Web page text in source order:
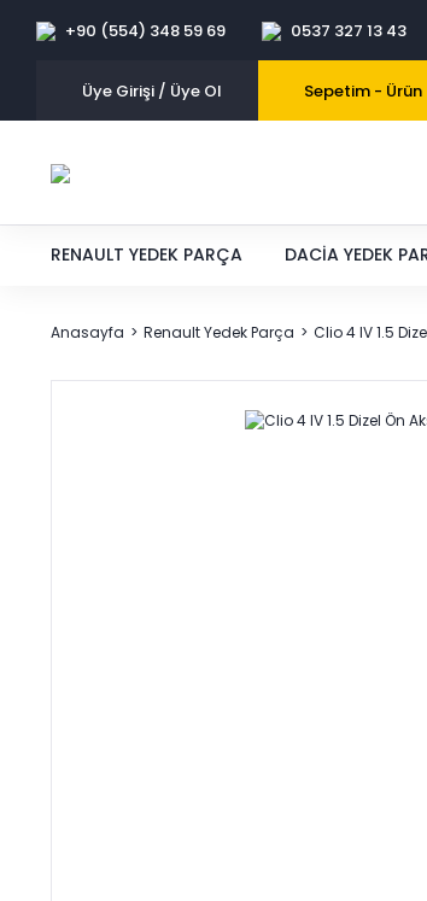
+90 (554) 348 59 69 0537 327 13 43
Üye Girişi / Üye Ol Sepetim - Ürün
RENAULT YEDEK PARÇA DACIA YEDEK
Anasayfa Renault Yedek Parça Clio 4 IV 1.5